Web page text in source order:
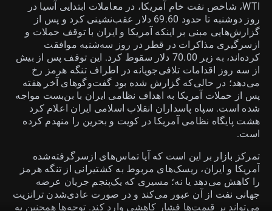
WTI، شاخص نفت خام آمریکا، در معاملات ابتدایی آسیا در
روز دوشنبه تا حدود 69.60 دلار عقب‌نشینی کرد و پس از
گزارش‌هایی مبنی بر اینکه آمریکا و ایران با توقف حملات و
ازسرگیری مذاکرات در قطر در روز سه‌شنبه موافقت
کرده‌اند، به زیر 70.00 دلار سقوط کرد. این توقف پس از بیش
از سه روز اقدامات تلافی‌جویانه در اطراف تنگه هرمز رخ
می‌دهد؛ در حالی‌که گزارش شده بود گفت‌وگوهای آخر هفته
پس از حملات آمریکا به اهداف نظامی ایران با بن‌بست مواجه
شده است. سپاه پاسداران انقلاب اسلامی ایران اعلام کرد
هشت پایگاه نظامی آمریکا در کویت و بحرین را منهدم کرده
است.
تمرکز بازار بر این است که آیا تماس‌های ازسرگرفته‌شده
آمریکا و ایران، ریسک‌های مربوط به کشتیرانی از تنگه هرمز
را کاهش می‌دهد یا نه؛ مسیری که یک‌پنجم جریان عرضه
جهانی نفت از آن عبور می‌کند و در صورت عادی‌شدن ترانزیت
می‌تواند بر قیمت‌ها فشار کاهشی وارد کند. توجه‌ها همچنین به